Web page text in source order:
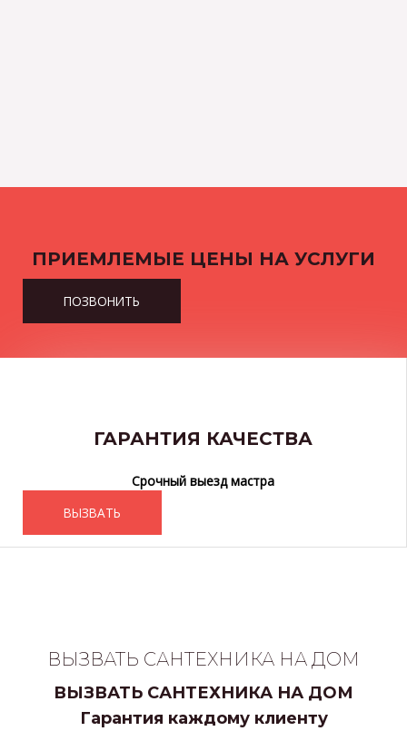
ПРИЕМЛЕМЫЕ ЦЕНЫ НА УСЛУГИ
ПОЗВОНИТЬ
ГАРАНТИЯ КАЧЕСТВА
Срочный выезд мастра
ВЫЗВАТЬ
ВЫЗВАТЬ САНТЕХНИКА НА ДОМ
ВЫЗВАТЬ САНТЕХНИКА НА ДОМ
Гарантия каждому клиенту